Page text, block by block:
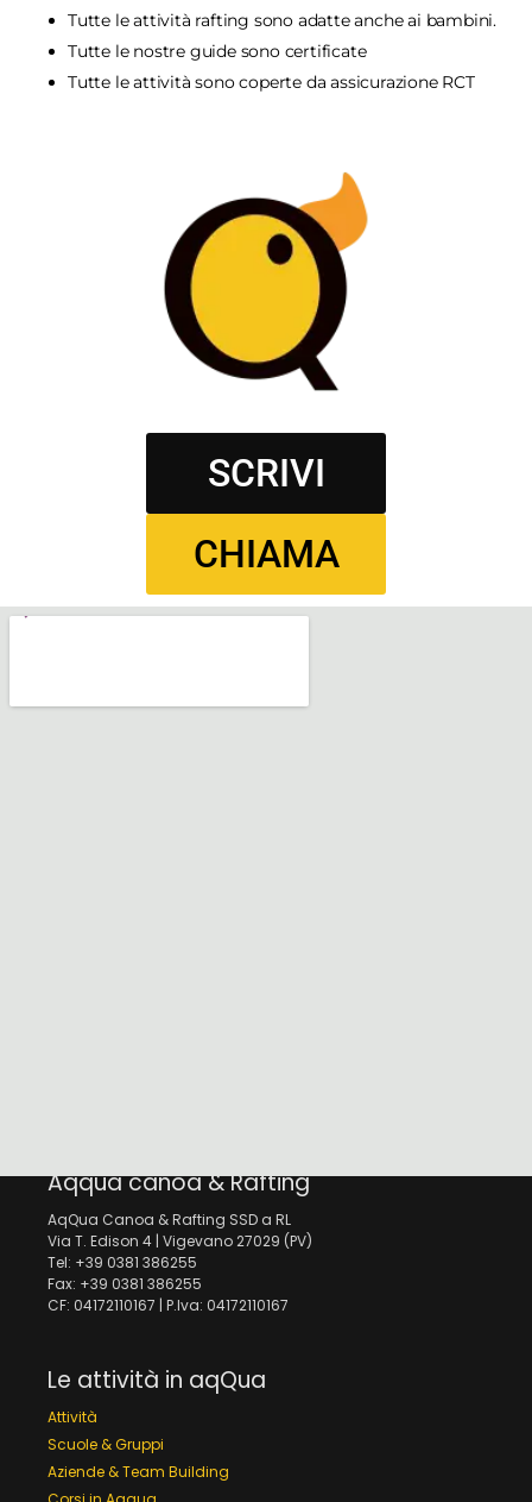
Tutte le attività rafting sono adatte anche ai bambini.
Tutte le nostre guide sono certificate
Tutte le attività sono coperte da assicurazione RCT
SCRIVI
CHIAMA
Aqqua canoa & Rafting
AqQua Canoa & Rafting SSD a RL
Via T. Edison 4 | Vigevano 27029 (PV)
Tel: +39 0381 386255
Fax: +39 0381 386255
CF: 04172110167 | P.Iva: 04172110167
Le attività in aqQua
Attività
Scuole & Gruppi
Aziende & Team Building